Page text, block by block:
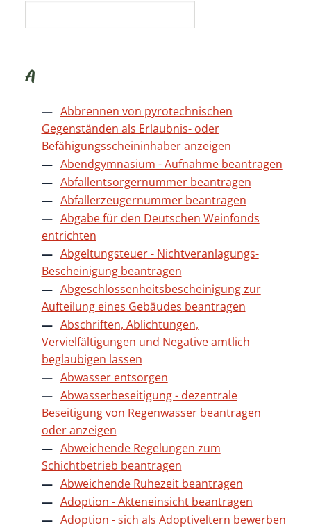
A
Abbrennen von pyrotechnischen
Gegenständen als Erlaubnis- oder
Befähigungsscheininhaber anzeigen
Abendgymnasium - Aufnahme beantragen
Abfallentsorgernummer beantragen
Abfallerzeugernummer beantragen
Abgabe für den Deutschen Weinfonds
entrichten
Abgeltungsteuer - Nichtveranlagungs-
Bescheinigung beantragen
Abgeschlossenheitsbescheinigung zur
Aufteilung eines Gebäudes beantragen
Abschriften, Ablichtungen,
Vervielfältigungen und Negative amtlich
beglaubigen lassen
Abwasser entsorgen
Abwasserbeseitigung - dezentrale
Beseitigung von Regenwasser beantragen
oder anzeigen
Abweichende Regelungen zum
Schichtbetrieb beantragen
Abweichende Ruhezeit beantragen
Adoption - Akteneinsicht beantragen
Adoption - sich als Adoptiveltern bewerben